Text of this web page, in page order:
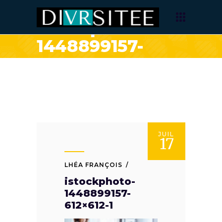
istockphoto-
1448899157-
612×612-1
JUIL
17
LHÉA FRANÇOIS
istockphoto-
1448899157-
612×612-1